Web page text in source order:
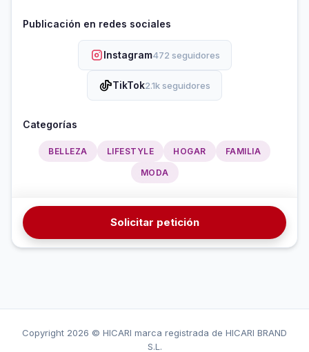
Publicación en redes sociales
Instagram472 seguidores
TikTok2.1k seguidores
Categorías
BELLEZA LIFESTYLE HOGAR FAMILIA
MODA
Solicitar petición
Copyright 2026 © HICARI marca registrada de HICARI BRAND
S.L.